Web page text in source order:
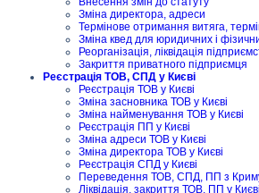
Зміна директора, адреси
Термінове отримання витяга,
Зміна квед для юридичних і
Реорганізація, ліквідація
Закриття приватного підприємця
Реєстрація ТОВ, СПД у Києві
Реєстрація ТОВ у Києві
Зміна засновника ТОВ у Києві
Зміна найменування ТОВ у Києві
Реєстрація ПП у Києві
Зміна адреси ТОВ у Києві
Зміна директора ТОВ у Києві
Реєстрація СПД у Києві
Переведення ТОВ, СПД, ПП з
Ліквідація, закриття ТОВ, ПП у Києві